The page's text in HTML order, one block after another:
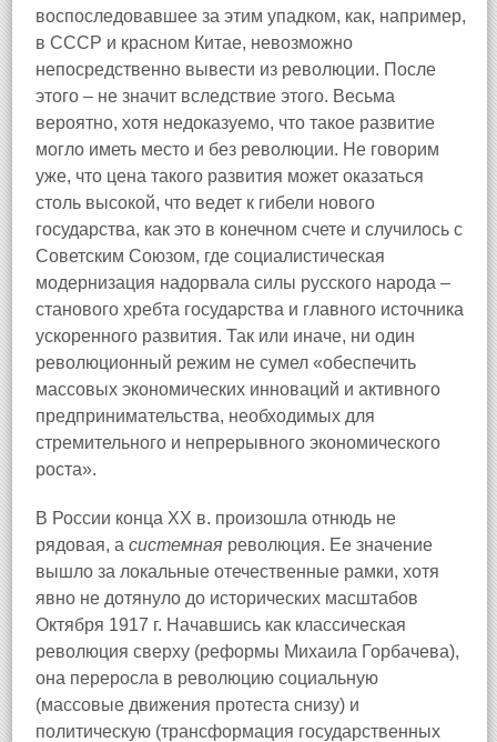
воспоследовавшее за этим упадком, как, например,
в СССР и красном Китае, невозможно
непосредственно вывести из революции. После
этого – не значит вследствие этого. Весьма
вероятно, хотя недоказуемо, что такое развитие
могло иметь место и без революции. Не говорим
уже, что цена такого развития может оказаться
столь высокой, что ведет к гибели нового
государства, как это в конечном счете и случилось с
Советским Союзом, где социалистическая
модернизация надорвала силы русского народа –
станового хребта государства и главного источника
ускоренного развития. Так или иначе, ни один
революционный режим не сумел «обеспечить
массовых экономических инноваций и активного
предпринимательства, необходимых для
стремительного и непрерывного экономического
роста».
В России конца XX в. произошла отнюдь не
рядовая, а системная революция. Ее значение
вышло за локальные отечественные рамки, хотя
явно не дотянуло до исторических масштабов
Октября 1917 г. Начавшись как классическая
революция сверху (реформы Михаила Горбачева),
она переросла в революцию социальную
(массовые движения протеста снизу) и
политическую (трансформация государственных